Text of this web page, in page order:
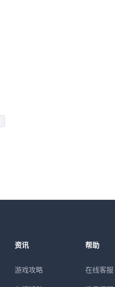
资讯
游戏攻略
帮助
在线客服